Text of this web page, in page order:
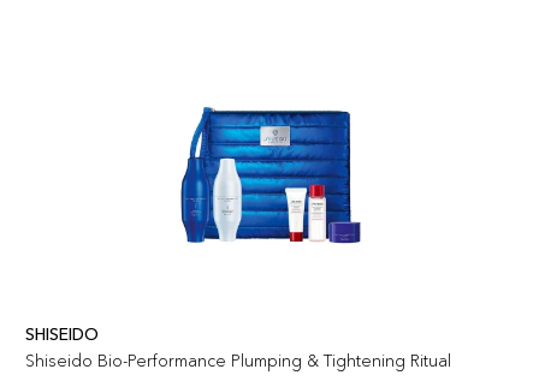
SHISEIDO
Shiseido Bio-Performance Plumping & Tightening Ritual